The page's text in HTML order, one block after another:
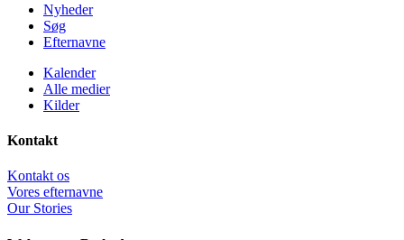
Nyheder
Søg
Efternavne
Kalender
Alle medier
Kilder
Kontakt
Kontakt os
Vores efternavne
Our Stories